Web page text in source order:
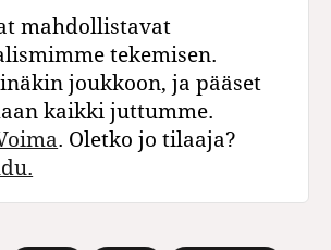
mahdollistavat
tekemisen.
joukkoon, ja pääset
kaikki juttumme.
. Oletko jo tilaaja?